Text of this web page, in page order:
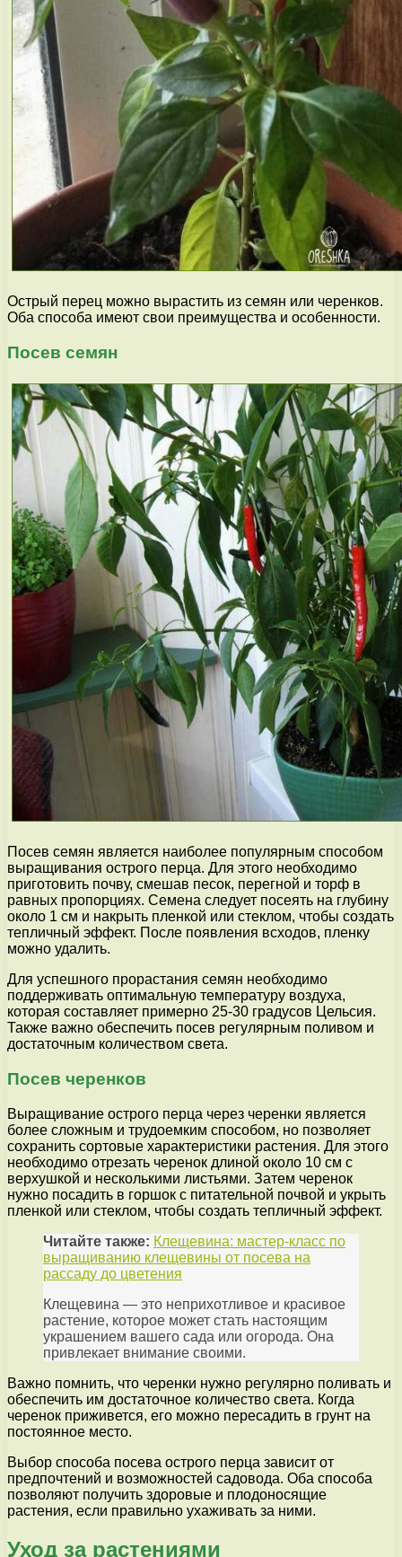
Острый перец можно вырастить из семян или черенков.
Оба способа имеют свои преимущества и особенности.
Посев семян
Посев семян является наиболее популярным способом
выращивания острого перца. Для этого необходимо
приготовить почву, смешав песок, перегной и торф в
равных пропорциях. Семена следует посеять на глубину
около 1 см и накрыть пленкой или стеклом, чтобы создать
тепличный эффект. После появления всходов, пленку
можно удалить.
Для успешного прорастания семян необходимо
поддерживать оптимальную температуру воздуха,
которая составляет примерно 25-30 градусов Цельсия.
Также важно обеспечить посев регулярным поливом и
достаточным количеством света.
Посев черенков
Выращивание острого перца через черенки является
более сложным и трудоемким способом, но позволяет
сохранить сортовые характеристики растения. Для этого
необходимо отрезать черенок длиной около 10 см с
верхушкой и несколькими листьями. Затем черенок
нужно посадить в горшок с питательной почвой и укрыть
пленкой или стеклом, чтобы создать тепличный эффект.
Читайте также: Клещевина: мастер-класс по
выращиванию клещевины от посева на
рассаду до цветения
Клещевина — это неприхотливое и красивое
растение, которое может стать настоящим
украшением вашего сада или огорода. Она
привлекает внимание своими.
Важно помнить, что черенки нужно регулярно поливать и
обеспечить им достаточное количество света. Когда
черенок приживется, его можно пересадить в грунт на
постоянное место.
Выбор способа посева острого перца зависит от
предпочтений и возможностей садовода. Оба способа
позволяют получить здоровые и плодоносящие
растения, если правильно ухаживать за ними.
Уход за растениями